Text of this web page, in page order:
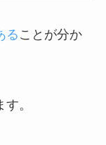
る ことが分か
。